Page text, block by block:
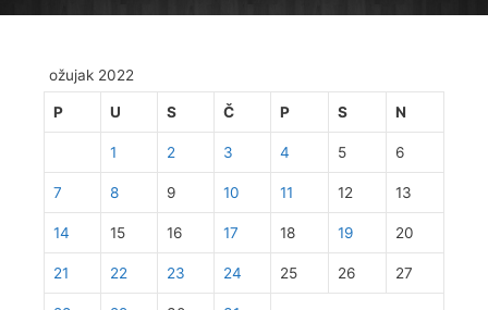
ožujak 2022
P U S Č P S N
1 2 3 4 5 6
7 8 9 10 11 12 13
14 15 16 17 18 19 20
21 22 23 24 25 26 27